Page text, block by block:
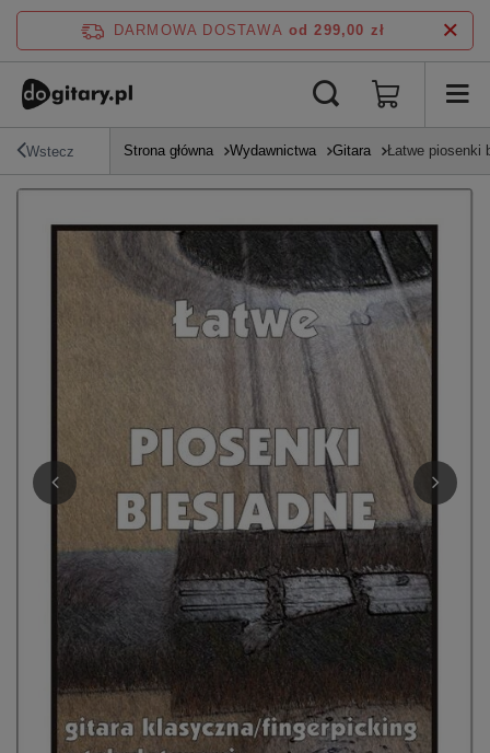
DARMOWA DOSTAWA od 299,00 zł
Wstecz Strona główna Wydawnictwa Gitara Łatwe piosenki